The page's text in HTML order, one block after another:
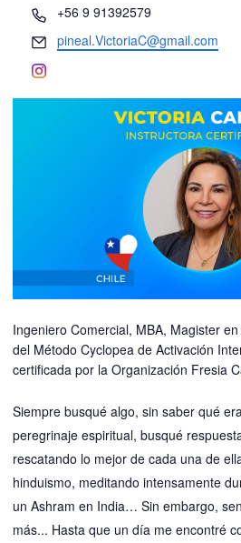
P
o
+56 9 91392579
E
i
pineal.VictoriaC@gmail.com
Ingeniero Comercial, MBA, Magister
del Método Cyclopea de Activación
certificada por la Organización Fresia
Siempre busqué algo, sin saber qué
peregrinaje espiritual, busqué
rescatando lo mejor de cada una de
hinduismo, meditando intensamente
un Ashram en India… Sin embargo,
más... Hasta que un día me encontré